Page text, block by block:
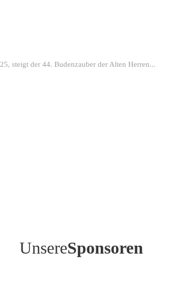
steigt der 44. Budenzauber der Alten Herren...
UnsereSponsoren